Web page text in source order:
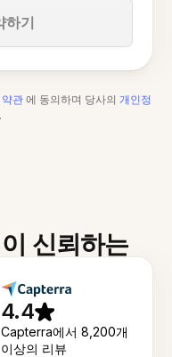
하기
관에 동의하며 당사의 개인정
.
신뢰하는
4.4
Capterra에서 8,200개
이상의 리뷰